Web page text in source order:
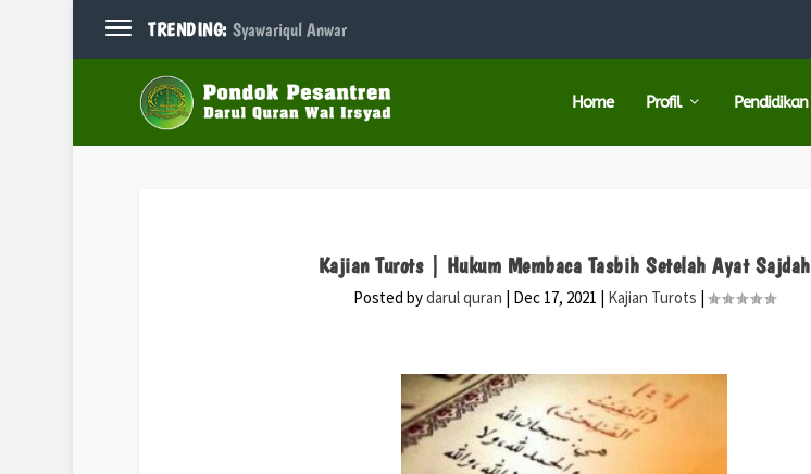
TRENDING: Syawariqul Anwar
Home Profil Pendidikan
Kajian Turots | Hukum Membaca Tasbih Setelah Ayat Sajdah
Posted bydarul quran Dec 17, 2021 Kajian Turots |